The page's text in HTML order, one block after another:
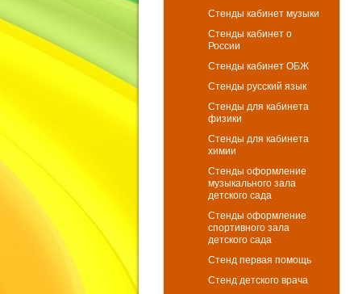
Стенды кабинет музыки
Стенды кабинет о
России
Стенды кабинет ОБЖ
Стенды русский язык
Стенды для кабинета
физики
Стенды для кабинета
химии
Стенды оформление
музыкального зала
детского сада
Стенды оформление
спортивного зала
детского сада
Стенд первая помощь
Стенд детского врача